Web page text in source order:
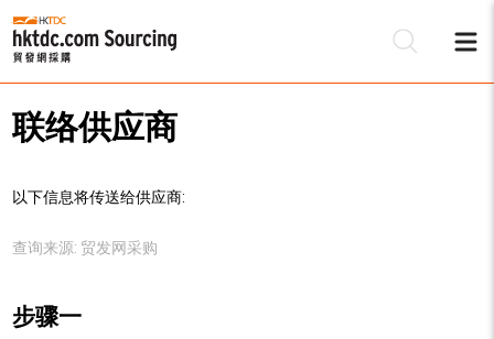
联络供应商
以下信息将传送给供应商:
查询来源: 贸发网采购
步骤一